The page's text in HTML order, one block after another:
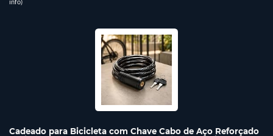
info)
Cadeado para Bicicleta com Chave Cabo de Aço Reforçado